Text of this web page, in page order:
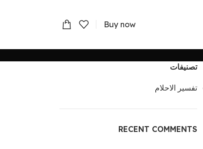
Buy now
تصنيفات
تفسير الاحلام
RECENT COMMENTS